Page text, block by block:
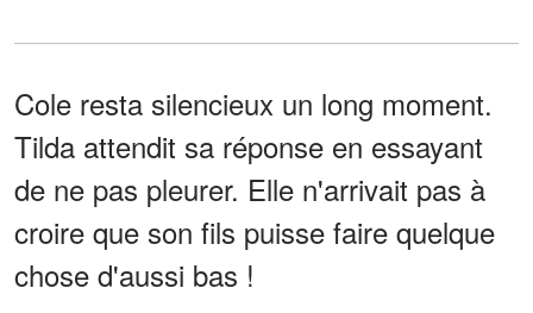
Cole resta silencieux un long moment.
Tilda attendit sa réponse en essayant
de ne pas pleurer. Elle n'arrivait pas à
croire que son fils puisse faire quelque
chose d'aussi bas !